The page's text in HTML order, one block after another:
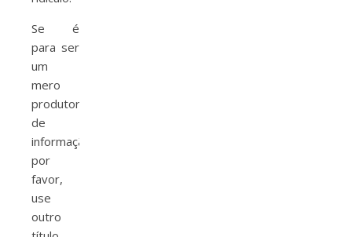
Se é
para ser
um
mero
produtor
de
informação,
por
favor,
use
outro